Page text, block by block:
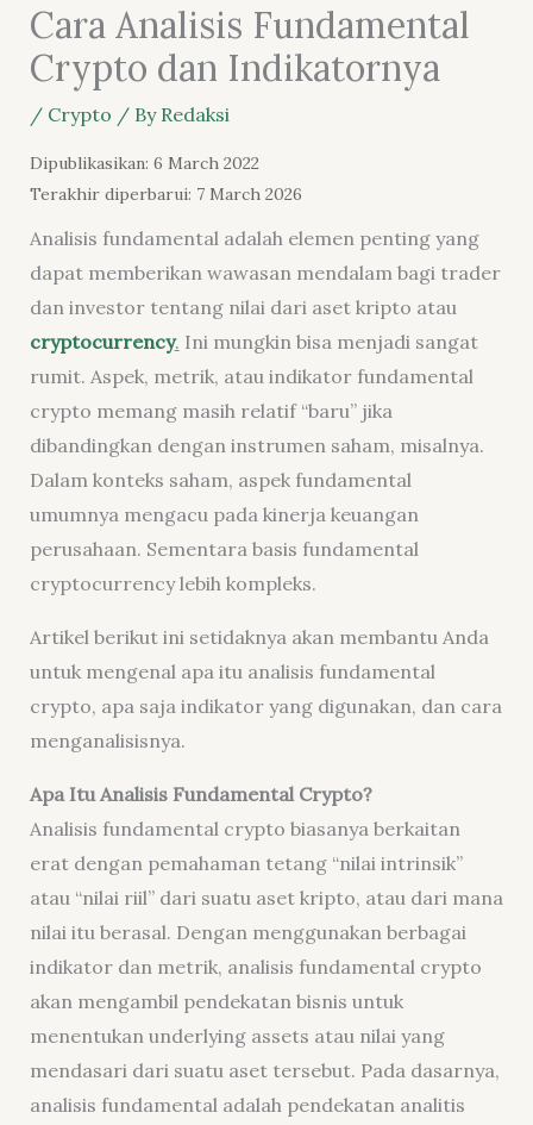
Cara Analisis Fundamental
Crypto dan Indikatornya
/ Crypto / By Redaksi
Dipublikasikan: 6 March 2022
Terakhir diperbarui: 7 March 2026
Analisis fundamental adalah elemen penting yang
dapat memberikan wawasan mendalam bagi trader
dan investor tentang nilai dari aset kripto atau
cryptocurrency. Ini mungkin bisa menjadi sangat
rumit. Aspek, metrik, atau indikator fundamental
crypto memang masih relatif “baru” jika
dibandingkan dengan instrumen saham, misalnya.
Dalam konteks saham, aspek fundamental
umumnya mengacu pada kinerja keuangan
perusahaan. Sementara basis fundamental
cryptocurrency lebih kompleks.
Artikel berikut ini setidaknya akan membantu Anda
untuk mengenal apa itu analisis fundamental
crypto, apa saja indikator yang digunakan, dan cara
menganalisisnya.
Apa Itu Analisis Fundamental Crypto?
Analisis fundamental crypto biasanya berkaitan
erat dengan pemahaman tetang “nilai intrinsik”
atau “nilai riil” dari suatu aset kripto, atau dari mana
nilai itu berasal. Dengan menggunakan berbagai
indikator dan metrik, analisis fundamental crypto
akan mengambil pendekatan bisnis untuk
menentukan underlying assets atau nilai yang
mendasari dari suatu aset tersebut. Pada dasarnya,
analisis fundamental adalah pendekatan analitis